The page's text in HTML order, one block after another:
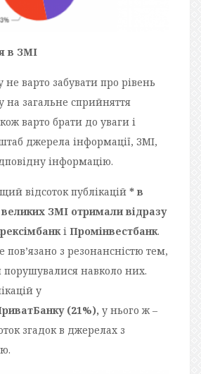
в ЗМІ
не варто забувати про рівень
на загальне сприйняття
варто брати до уваги і
джерела інформації, ЗМІ,
інформацію.
відсоток публікацій * в
ЗМІ отримали відразу
і Промінвестбанк.
з резонансністю тем,
порушувалися навколо них.
у
(21%), у нього ж –
згадок в джерелах з